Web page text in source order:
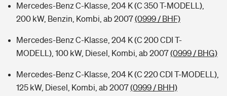
Mercedes-Benz C-Klasse, 204 K (C 350 T-MODELL),
200 kW, Benzin, Kombi, ab 2007(0999 / BHF)
Mercedes-Benz C-Klasse, 204 K (C 200 CDI T-
MODELL), 100 kW, Diesel, Kombi, ab 2007(0999 / BHG)
Mercedes-Benz C-Klasse, 204 K (C 220 CDI T-MODELL),
125 kW, Diesel, Kombi, ab 2007(0999 / BHH)